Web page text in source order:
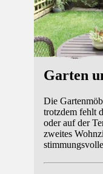
Garten
Die
trotzdem fehlt
oder auf der
zweites
stimmungsvolle